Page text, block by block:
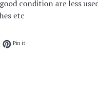
condition are less
etc
on Twitter
Pin itPin on Pinterest